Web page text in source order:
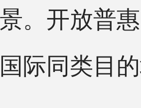
。开放普
际同类目